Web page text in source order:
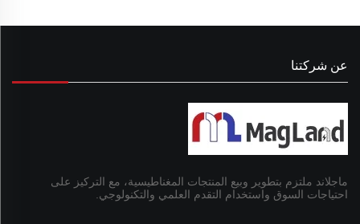
عن شركتنا
ماجلاند ملتزم بتطوير وبيع المنتجات المغناطيسية، مع التركيز على
احتياجات السوق واستخدام التقدم العلمي والتكنولوجي.